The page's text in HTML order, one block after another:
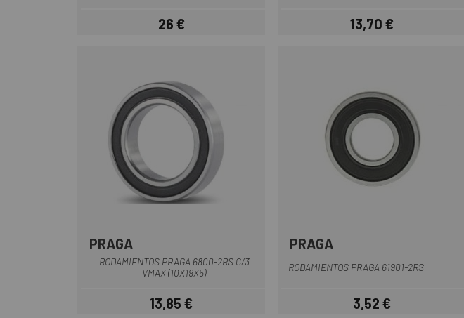
Precio
26 € Precio
13,70 €
PRAGA
RODAMIENTOS PRAGA 6800-2RS C/3
VMAX (10X19X5)
Precio
13,85 €
PRAGA
RODAMIENTOS PRAGA 61901-2RS
Precio
3,52 €